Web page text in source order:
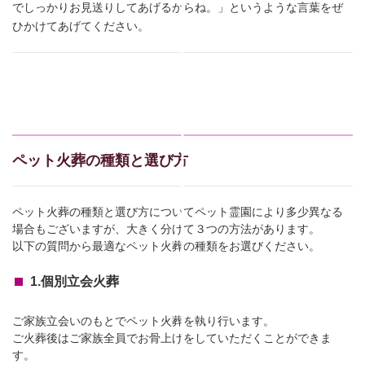
でしっかりお見送りしてあげるからね。」というような言葉をぜ
ひかけてあげてください。
ペット火葬の種類と選び方
ペット火葬の種類と選び方についてペット霊園により多少異なる
場合もございますが、大きく分けて３つの方法があります。
以下の質問から最適なペット火葬の種類をお選びください。
1.個別立会火葬
ご家族立会いのもとでペット火葬を執り行います。
ご火葬後はご家族全員でお骨上げをしていただくことができま
す。